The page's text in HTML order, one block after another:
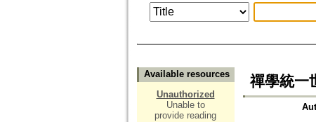
Available resources
Unauthorized
Unable to
provide reading
禪學統一